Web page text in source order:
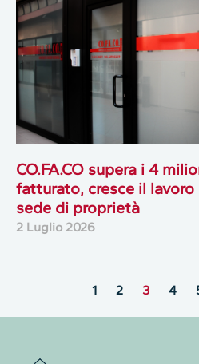
CO.FA.CO supera i 4
fatturato, cresce il
sede di proprietà
2 Luglio 2026
1 2 3 4